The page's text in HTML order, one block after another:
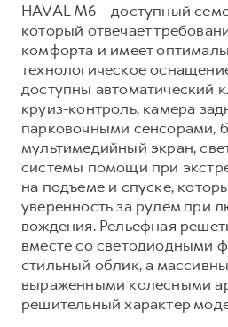
от 2 499 000 ₽ от
H7
от 3 799 000 ₽
H9
от
HAVAL M6 – доступный
который отвечает
комфорта и имеет
технологическое
доступны автоматический
круиз-контроль, камера
парковочными сенсорами,
мультимедийный экран,
системы помощи при
на подъеме и спуске,
уверенность за рулем при
вождения. Рельефная
вместе со светодиодными
стильный облик, а
выраженными колесными
решительный характер